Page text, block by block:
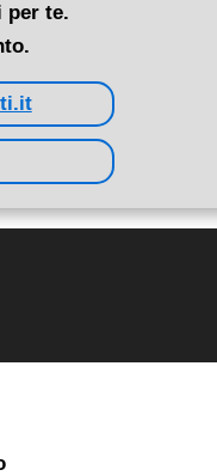
per te.